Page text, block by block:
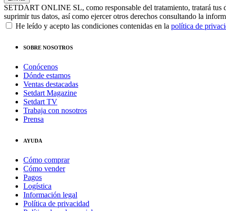
SETDART ONLINE SL, como responsable del tratamiento, tratará tus
suprimir tus datos, así como ejercer otros derechos consultando la
He leído y acepto las condiciones contenidas en la política de
SOBRE NOSOTROS
Conócenos
Dónde estamos
Ventas destacadas
Setdart Magazine
Setdart TV
Trabaja con nosotros
Prensa
AYUDA
Cómo comprar
Cómo vender
Pagos
Logística
Información legal
Política de privacidad